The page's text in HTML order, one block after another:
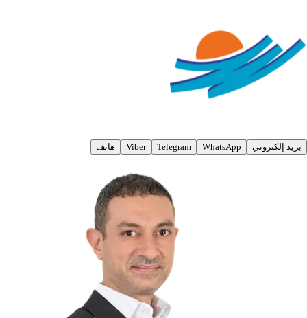
بريد إلكتروني WhatsApp
Telegram
Viber هاتف